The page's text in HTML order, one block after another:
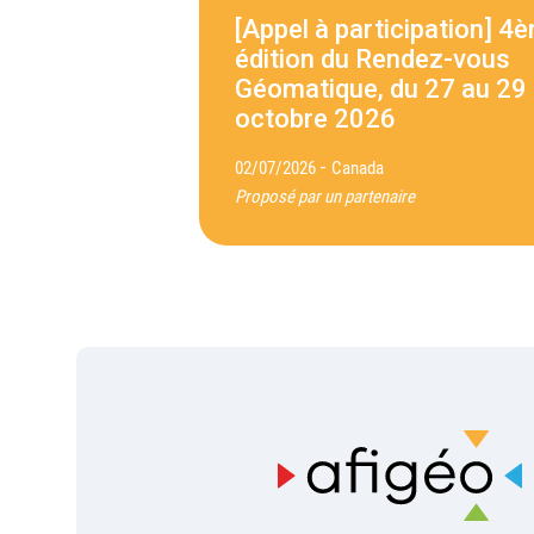
[Appel à participation]
édition du Rendez-vous
Géomatique, du 27 au 29
octobre 2026
02/07/2026 - Canada
Proposé par un partenaire